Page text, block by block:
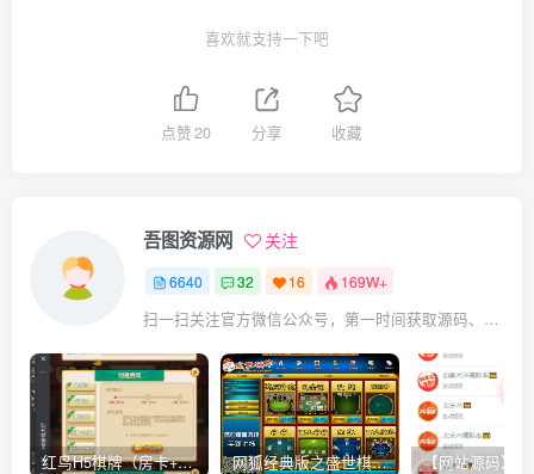
喜欢就支持一下吧
点赞20 分享 收藏
吾图资源网 关注
6640 32 16 169W+
扫一扫关注官方微信公众号，第一时间获取源码、网赚项目资源教程，自媒体等知识干货，让互联网创业赚钱更简单。
红鸟H5棋牌（房卡+金币）全套双模式游戏源码 网狐经典版之盛世棋牌完整游戏源码（包含文档、架设教程、网站、源代码等）